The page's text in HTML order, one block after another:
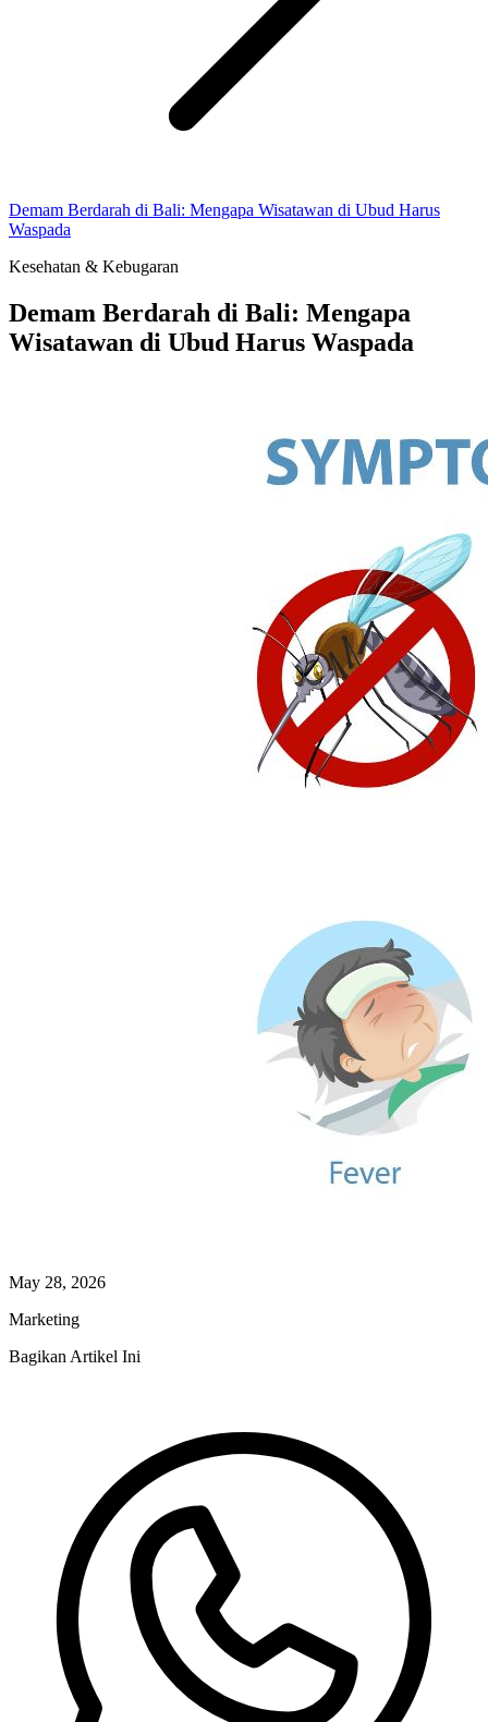
Demam Berdarah di Bali: Mengapa Wisatawan di Ubud Harus
Waspada
Kesehatan & Kebugaran
Demam Berdarah di Bali: Mengapa
Wisatawan di Ubud Harus Waspada
May 28, 2026
Marketing
Bagikan Artikel Ini